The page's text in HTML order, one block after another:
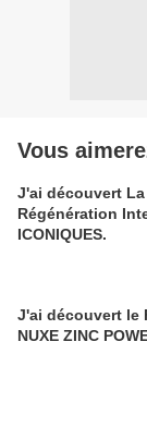
Vous
J'ai découvert
Régénération
ICONIQUES.
J'ai découvert le
NUXE ZINC